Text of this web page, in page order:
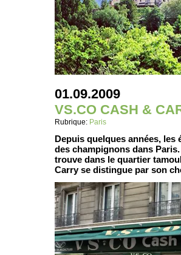
01.09.2009
VS.CO CASH &
Rubrique: Paris
Depuis quelques années, les
des champignons dans
trouve dans le quartier
Carry se distingue par son